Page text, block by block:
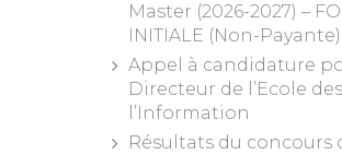
Master (2026-2027) –
INITIALE (Non-Payante)
Appel à candidature
Directeur de l’Ecole
l’Information
Résultats du concours